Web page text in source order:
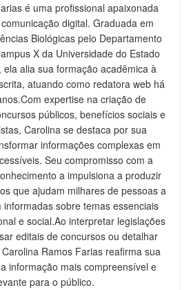
é uma profissional apaixonada
digital. Graduada em
Biológicas pelo Departamento
X da Universidade do Estado
ela alia sua formação acadêmica à
atuando como redatora web há
expertise na criação de
públicos, benefícios sociais e
Carolina se destaca por sua
informações complexas em
Seu compromisso com a
a impulsiona a produzir
que ajudam milhares de pessoas a
sobre temas essenciais
e social.Ao interpretar legislações
editais de concursos ou detalhar
Ramos Farias reafirma sua
informação mais compreensível e
para o público.